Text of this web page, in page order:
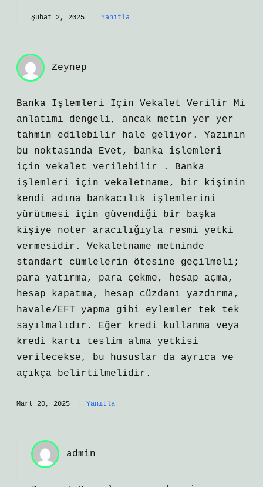
Şubat 2, 2025 Yanıtla
Zeynep
Banka Işlemleri Için Vekalet Verilir Mi
anlatımı dengeli, ancak metin yer yer
tahmin edilebilir hale geliyor. Yazının
bu noktasında Evet, banka işlemleri
için vekalet verilebilir . Banka
işlemleri için vekaletname, bir kişinin
kendi adına bankacılık işlemlerini
yürütmesi için güvendiği bir başka
kişiye noter aracılığıyla resmi yetki
vermesidir. Vekaletname metninde
standart cümlelerin ötesine geçilmeli;
para yatırma, para çekme, hesap açma,
hesap kapatma, hesap cüzdanı yazdırma,
havale/EFT yapma gibi eylemler tek tek
sayılmalıdır. Eğer kredi kullanma veya
kredi kartı teslim alma yetkisi
verilecekse, bu hususlar da ayrıca ve
açıkça belirtilmelidir.
Mart 20, 2025 Yanıtla
admin